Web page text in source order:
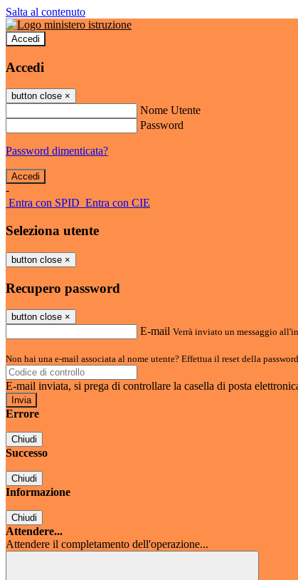
Salta al contenuto
Accedi
Accedi
button close ×
Nome Utente
Password
Password dimenticata?
-
Entra con SPID Entra con CIE
Seleziona utente
button close ×
Recupero password
button close ×
E-mail Verrà inviato un messaggio
Non hai una e-mail associata al nome utente? Effettua il reset della
E-mail inviata, si prega di controllare la casella di posta
Errore
Chiudi
Successo
Chiudi
Informazione
Chiudi
Attendere...
Attendere il completamento dell'operazione...